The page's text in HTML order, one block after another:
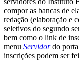
servidores do Instituto
compor as bancas de
redação (elaboração e
seletivos do segundo
bem como o link de
menu Servidordo
inscrições podem ser